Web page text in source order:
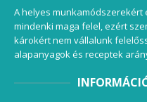
A helyes
mindenki maga felel, ezért
károkért nem vállalunk
alapanyagok és receptek